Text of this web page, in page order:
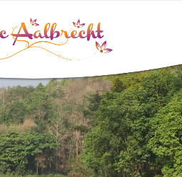
uit Mae Aen, Noord-Thailand